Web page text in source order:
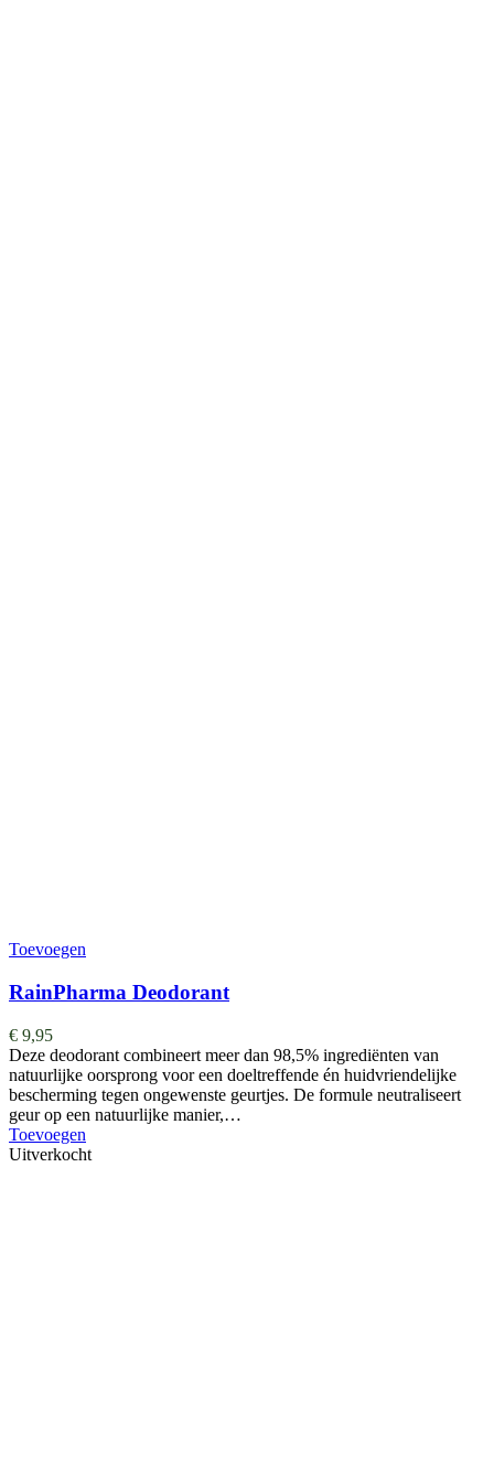
Toevoegen
RainPharma Deodorant
€ 9,95
Deze deodorant combineert meer dan 98,5% ingrediënten van
natuurlijke oorsprong voor een doeltreffende én huidvriendelijke
bescherming tegen ongewenste geurtjes. De formule neutraliseert
geur op een natuurlijke manier,…
Toevoegen
Uitverkocht